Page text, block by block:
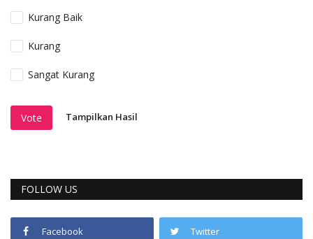
Kurang Baik
Kurang
Sangat Kurang
Vote Tampilkan Hasil
FOLLOW US
Facebook Twitter